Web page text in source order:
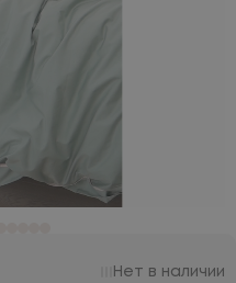
Нет в наличии